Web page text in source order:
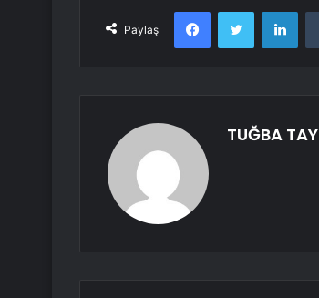
Paylaş
FacebookTwitter
TUĞBA TAY